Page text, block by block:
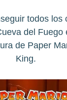
todos los
del Fuego
de Paper
King.